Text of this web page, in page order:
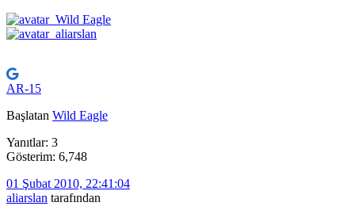
AR-15
Başlatan Wild Eagle
Yanıtlar: 3
Gösterim: 6,748
01 Şubat 2010, 22:41:04
aliarslan tarafından